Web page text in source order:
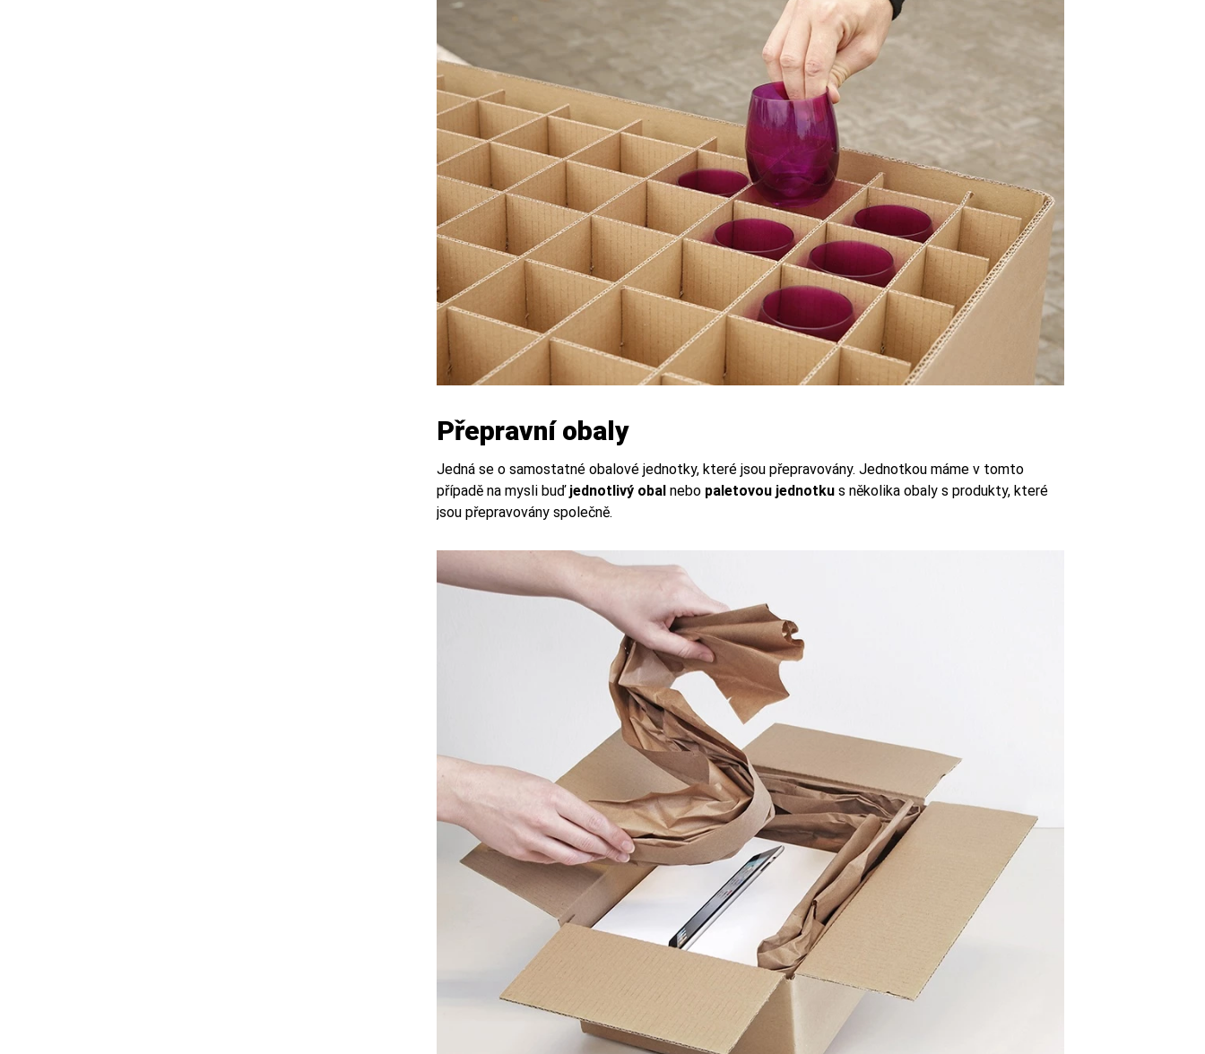
Přepravní obaly
Jedná se o samostatné obalové jednotky, které jsou přepravovány. Jednotkou máme v tomto
případě na mysli buď jednotlivý obal nebo paletovou jednotku s několika obaly s produkty, které
jsou přepravovány společně.